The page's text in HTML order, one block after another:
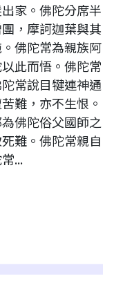
家。佛陀分席半
，摩訶迦葉與其
佛陀常為親族阿
此而悟。佛陀常
常說目犍連神通
難，亦不生恨。
佛陀俗父國師之
難。佛陀常親自
...